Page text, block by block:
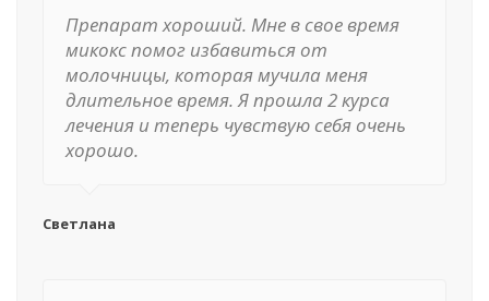
Препарат хороший. Мне в свое время
микокс помог избавиться от
молочницы, которая мучила меня
длительное время. Я прошла 2 курса
лечения и теперь чувствую себя очень
хорошо.
Светлана